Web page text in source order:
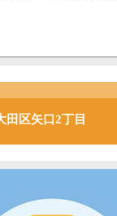
田区矢口2丁目